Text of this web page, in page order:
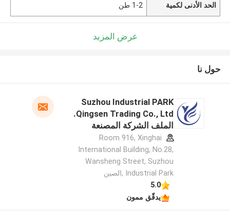
الحد الأدنى لكمية 1-2 طن
عرض المزيد
حول نا
Suzhou Industrial PARK
Qingsen Trading Co., Ltd.
الملف الشركة المصنعة
Room 916, Xinghai
International Building, No.28,
Wansheng Street, Suzhou
Industrial Park ,الصين
5.0
يدقّق ممون